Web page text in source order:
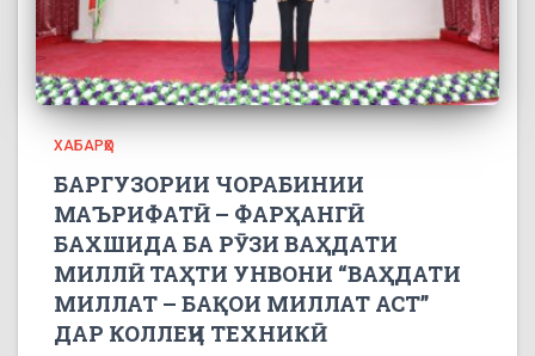
ХАБАРҲО
БАРГУЗОРИИ ЧОРАБИНИИ
МАЪРИФАТӢ – ФАРҲАНГӢ
БАХШИДА БА РӮЗИ ВАҲДАТИ
МИЛЛӢ ТАҲТИ УНВОНИ “ВАҲДАТИ
МИЛЛАТ – БАҚОИ МИЛЛАТ АСТ”
ДАР КОЛЛЕҶИ ТЕХНИКӢ